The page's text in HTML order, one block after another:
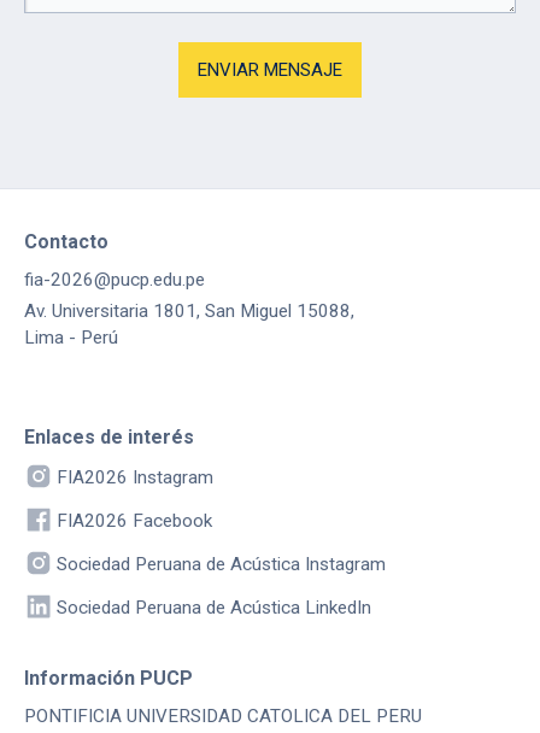
Contacto
fia-2026@pucp.edu.pe
Av. Universitaria 1801, San Miguel 15088,
Lima - Perú
Enlaces de interés
FIA2026 Instagram
FIA2026 Facebook
Sociedad Peruana de Acústica Instagram
Sociedad Peruana de Acústica LinkedIn
Información PUCP
PONTIFICIA UNIVERSIDAD CATOLICA DEL PERU